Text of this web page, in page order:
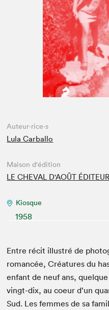
Espace
Espace pro
Auteur·rice·s
Lula Carballo
Maison d'édition
LE CHEVAL D'AOÛT ÉDITEUR
Kiosque
1958
Entre réc­it illus­tré de
romancée, Créa­tures du
enfant de neuf ans,
vingt-dix, au coeur d’un
Sud. Les femmes de sa